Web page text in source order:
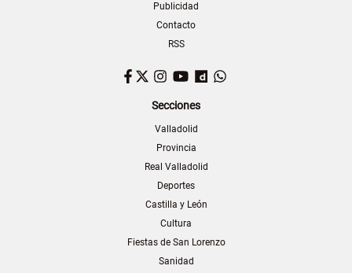
Publicidad
Contacto
RSS
Facebook
TwitterInstagram
YouTubeDailymotion
Secciones
Valladolid
Provincia
Real Valladolid
Deportes
Castilla y León
Cultura
Fiestas de San Lorenzo
Sanidad